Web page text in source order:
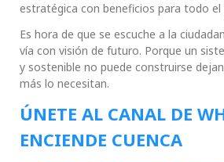
estratégica con beneficios para todo el
Es hora de que se escuche a la
vía con visión de futuro. Porque un
y sostenible no puede construirse
más lo necesitan.
ÚNETE AL CANAL DE
ENCIENDE CUENCA